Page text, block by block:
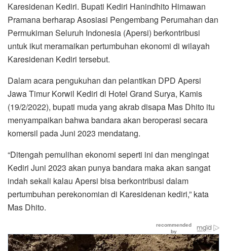
Karesidenan Kediri. Bupati Kediri Hanindhito Himawan
Pramana berharap Asosiasi Pengembang Perumahan dan
Permukiman Seluruh Indonesia (Apersi) berkontribusi
untuk ikut meramaikan pertumbuhan ekonomi di wilayah
Karesidenan Kediri tersebut.
Dalam acara pengukuhan dan pelantikan DPD Apersi
Jawa Timur Korwil Kediri di Hotel Grand Surya, Kamis
(19/2/2022), bupati muda yang akrab disapa Mas Dhito itu
menyampaikan bahwa bandara akan beroperasi secara
komersil pada Juni 2023 mendatang.
“Ditengah pemulihan ekonomi seperti ini dan mengingat
Kediri Juni 2023 akan punya bandara maka akan sangat
indah sekali kalau Apersi bisa berkontribusi dalam
pertumbuhan perekonomian di Karesidenan kediri,” kata
Mas Dhito.